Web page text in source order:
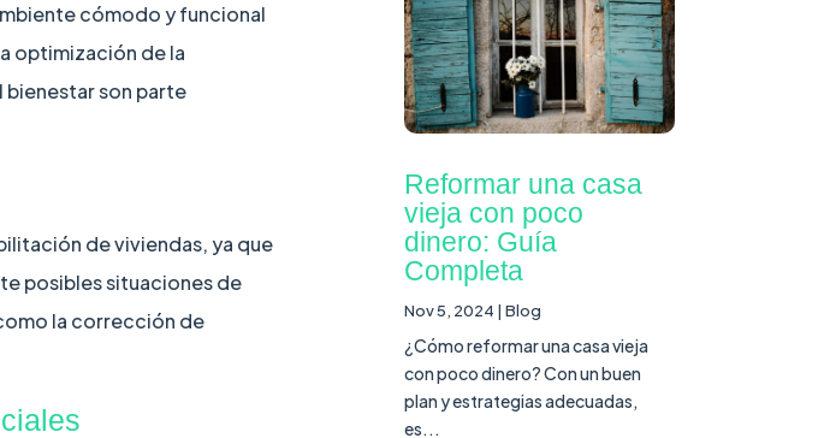
cómodo y funcional
optimización de la
son parte
de viviendas, ya que
posibles situaciones de
la corrección de
Reformar una casa
vieja con poco
dinero: Guía
Completa
Nov 5, 2024 |Blog
¿Cómo reformar una casa vieja
con poco dinero? Con un buen
plan y estrategias adecuadas,
es...